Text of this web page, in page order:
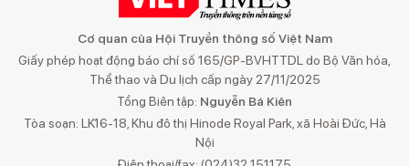
Cơ quan của Hội Truyền thông số Việt Nam
Giấy phép hoạt động báo chí số 165/GP-BVHTTDL do Bộ Văn hóa,
Thể thao và Du lịch cấp ngày 27/11/2025
Tổng Biên tập: Nguyễn Bá Kiên
Tòa soạn: LK16-18, Khu đô thị Hinode Royal Park, xã Hoài Đức, Hà
Nội